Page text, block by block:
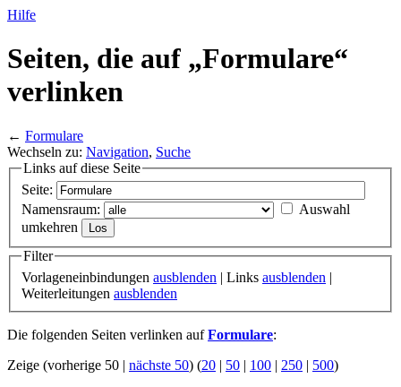
Hilfe
Seiten, die auf „Formulare“
verlinken
← Formulare
Wechseln zu: Navigation, Suche
Links auf diese Seite
Seite:
Namensraum:
Auswahl
umkehren
Filter
Vorlageneinbindungen ausblenden | Links ausblenden |
Weiterleitungen ausblenden
Die folgenden Seiten verlinken aufFormulare:
Zeige (vorherige 50 | nächste 50) (20 | 50 | 100 | 250 | 500)